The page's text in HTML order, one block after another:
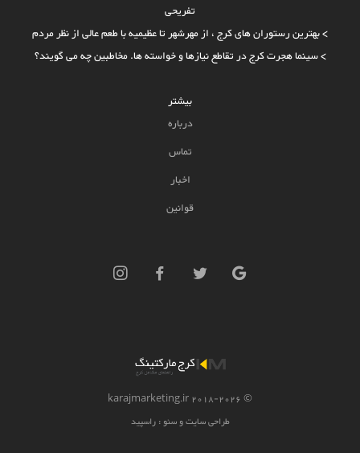
تفریحی
>بهترین رستوران های کرج ، از مهرشهر تا عظیمیه با طعم عالی از نظر مردم
>سینما هجرت کرج در تقاطع نیازها و خواسته ها. مخاطبین چه می گویند؟
بیشتر
درباره
تماس
اخبار
قوانین
© 2018-
2026 karajmarketing.ir
طراحی سایت و سئو :راسپید